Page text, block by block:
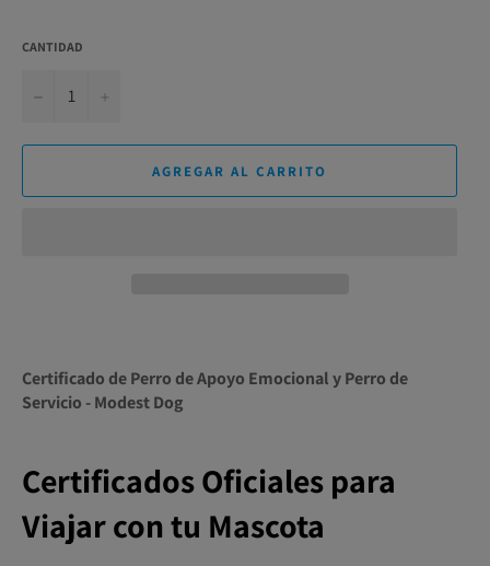
CANTIDAD
−
AGREGAR AL CARRITO
Certificado de Perro de Apoyo Emocional y Perro de
Servicio - Modest Dog
Certificados Oficiales para
Viajar con tu Mascota